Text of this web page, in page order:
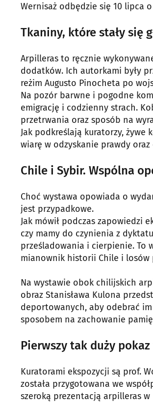
Wernisaż odbędzie się 10 lipca
Tkaniny, które stały się
Arpilleras to ręcznie
dodatków. Ich autorkami były
reżim Augusto Pinocheta po
Na pozór barwne i pogodne
emigrację i codzienny strach.
przetrwania oraz sposób na
Jak podkreślają kuratorzy, żywe
wiarę w odzyskanie prawdy
Chile i Sybir. Wspólna
Choć wystawa opowiada o
jest przypadkowe.
Jak mówił podczas zapowiedzi
czy mamy do czynienia z
prześladowania i cierpienie. To
mianownik historii Chile i losów
Na wystawie obok chilijskich
obraz Stanisława Kulona
deportowanych, aby odebrać
sposobem na zachowanie
Pierwszy tak duży pokaz
Kuratorami ekspozycji są prof.
została przygotowana we
szeroką prezentacją arpilleras w